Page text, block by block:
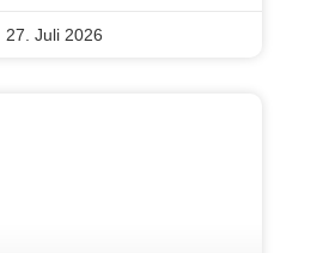
27. Juli 2026